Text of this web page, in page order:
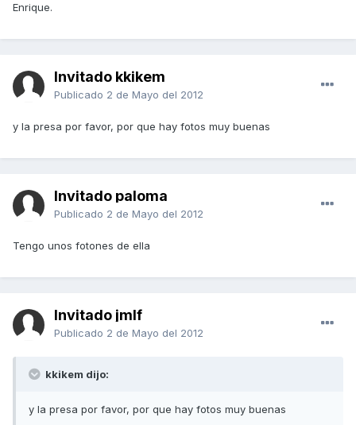
Enrique.
Invitado kkikem
Publicado 2 de Mayo del 2012
y la presa por favor, por que hay fotos muy buenas
Invitado paloma
Publicado 2 de Mayo del 2012
Tengo unos fotones de ella
Invitado jmlf
Publicado 2 de Mayo del 2012
kkikem dijo:
y la presa por favor, por que hay fotos muy buenas